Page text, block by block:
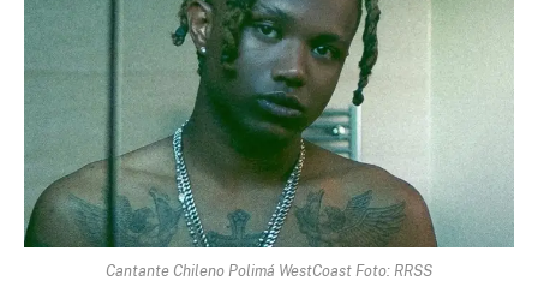
Cantante Chileno Polimá WestCoast Foto: RRSS